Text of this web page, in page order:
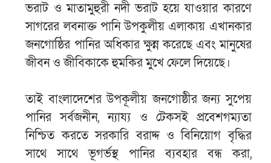
ভরাট ও মাতামুহুরী নদী ভরাট হয়ে যাওয়ার কারণে
সাগরের লবনাক্ত পানি উপকুলীয় এলাকায় এখানকার
জনগোষ্ঠির পানির অধিকার ক্ষুন্ন করেছে এবং মানুষের
জীবন ও জীবিকাকে হুমকির মুখে ফেলে দিয়েছে।
তাই বাংলাদেশের উপকূলীয় জনগোষ্ঠীর জন্য সুপেয়
পানির সর্বজনীন, ন্যায্য ও টেকসই প্রবেশগম্যতা
নিশ্চিত করতে সরকারি বরাদ্দ ও বিনিয়োগ বৃদ্ধির
সাথে সাথে ভূগর্ভস্থ পানির ব্যবহার বন্ধ করা,